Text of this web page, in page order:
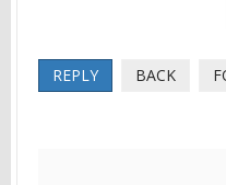
REPLY BACK